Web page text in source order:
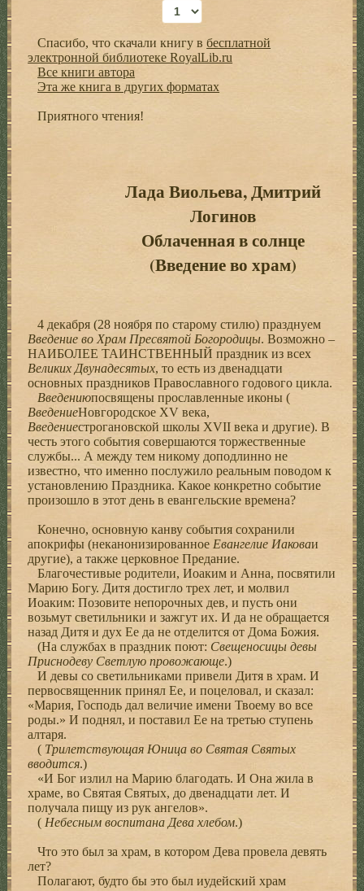
Установить
закладку
Настройки
Оглавление
Спасибо, что скачали книгу вбесплатной
электронной библиотеке RoyalLib.ru
Все книги автора
Эта же книга в других форматах
Приятного чтения!
Лада Виольева, Дмитрий
Логинов
Облаченная в солнце
(Введение во храм)
4 декабря (28 ноября по старому стилю) празднуем
Введение во Храм Пресвятой Богородицы. Возможно –
НАИБОЛЕЕ ТАИНСТВЕННЫЙ праздник из всех
Великих Двунадесятых, то есть из двенадцати
основных праздников Православного годового цикла.
Введениюпосвящены прославленные иконы (
ВведениеНовгородское XV века,
Введениестрогановской школы XVII века и другие). В
честь этого события совершаются торжественные
службы... А между тем никому доподлинно не
известно, что именно послужило реальным поводом к
установлению Праздника. Какое конкретно событие
произошло в этот день в евангельские времена?
Конечно, основную канву события сохранили
апокрифы (неканонизированное Евангелие Иаковаи
другие), а также церковное Предание.
Благочестивые родители, Иоаким и Анна, посвятили
Марию Богу. Дитя достигло трех лет, и молвил
Иоаким: Позовите непорочных дев, и пусть они
возьмут светильники и зажгут их. И да не обращается
назад Дитя и дух Ее да не отделится от Дома Божия.
(На службах в праздник поют: Свещеносицы девы
Приснодеву Светлую провожающе.)
И девы со светильниками привели Дитя в храм. И
первосвященник принял Ее, и поцеловал, и сказал:
«Мария, Господь дал величие имени Твоему во все
роды.» И поднял, и поставил Ее на третью ступень
алтаря.
( Трилетствующая Юница во Святая Святых
вводится.)
«И Бог излил на Марию благодать. И Она жила в
храме, во Святая Святых, до двенадцати лет. И
получала пищу из рук ангелов».
( Небесным воспитана Дева хлебом.)
Что это был за храм, в котором Дева провела девять
лет?
Полагают, будто бы это был иудейский храм